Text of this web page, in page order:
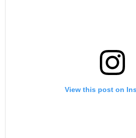
View this post on